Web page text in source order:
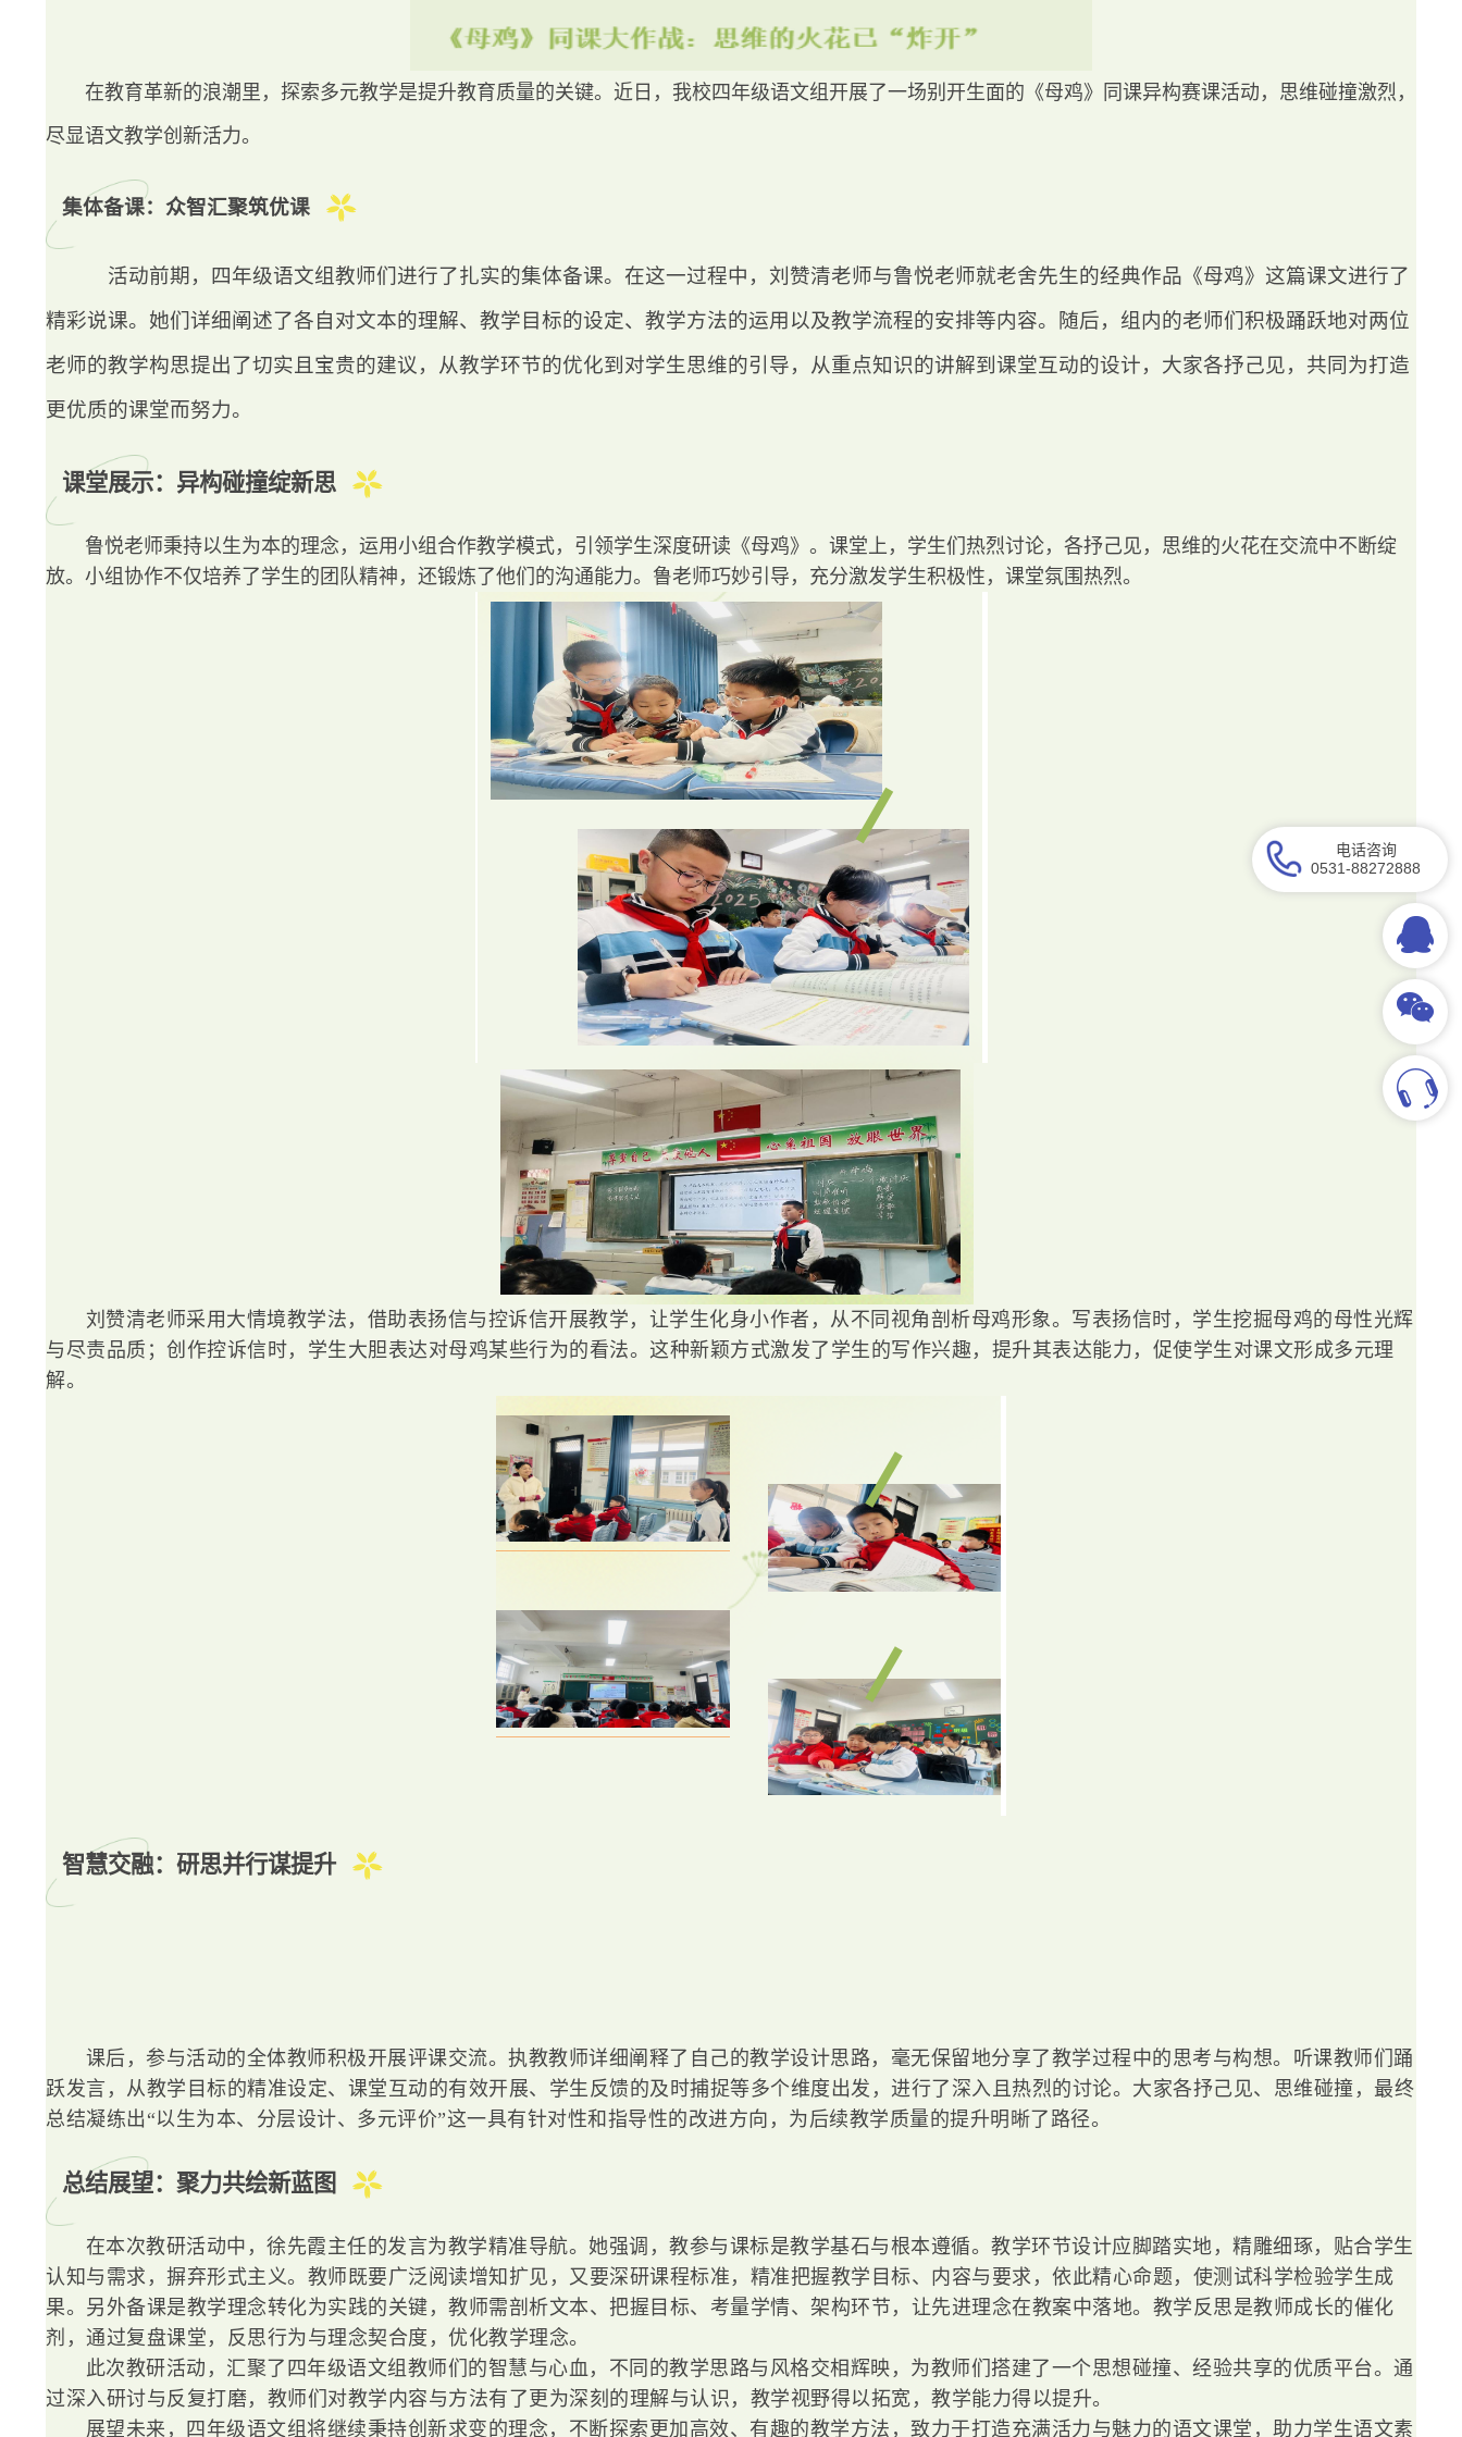
在教育革新的浪潮里，探索多元教学是提升教育质量的关键。近日，我校四年级语文组开展了一场别开生面的《母鸡》同课异构赛课活动，思维碰撞激烈，
尽显语文教学创新活力。
集体备课：众智汇聚筑优课
活动前期，四年级语文组教师们进行了扎实的集体备课。在这一过程中，刘赞清老师与鲁悦老师就老舍先生的经典作品《母鸡》这篇课文进行了
精彩说课。她们详细阐述了各自对文本的理解、教学目标的设定、教学方法的运用以及教学流程的安排等内容。随后，组内的老师们积极踊跃地对两位
老师的教学构思提出了切实且宝贵的建议，从教学环节的优化到对学生思维的引导，从重点知识的讲解到课堂互动的设计，大家各抒己见，共同为打造
更优质的课堂而努力。
课堂展示：异构碰撞绽新思
鲁悦老师秉持以生为本的理念，运用小组合作教学模式，引领学生深度研读《母鸡》。课堂上，学生们热烈讨论，各抒己见，思维的火花在交流中不断绽
放。小组协作不仅培养了学生的团队精神，还锻炼了他们的沟通能力。鲁老师巧妙引导，充分激发学生积极性，课堂氛围热烈。
刘赞清老师采用大情境教学法，借助表扬信与控诉信开展教学，让学生化身小作者，从不同视角剖析母鸡形象。写表扬信时，学生挖掘母鸡的母性光辉
与尽责品质；创作控诉信时，学生大胆表达对母鸡某些行为的看法。这种新颖方式激发了学生的写作兴趣，提升其表达能力，促使学生对课文形成多元理
解。
智慧交融：研思并行谋提升
课后，参与活动的全体教师积极开展评课交流。执教教师详细阐释了自己的教学设计思路，毫无保留地分享了教学过程中的思考与构想。听课教师们踊
跃发言，从教学目标的精准设定、课堂互动的有效开展、学生反馈的及时捕捉等多个维度出发，进行了深入且热烈的讨论。大家各抒己见、思维碰撞，最终
总结凝练出“以生为本、分层设计、多元评价”这一具有针对性和指导性的改进方向，为后续教学质量的提升明晰了路径。
总结展望：聚力共绘新蓝图
在本次教研活动中，徐先霞主任的发言为教学精准导航。她强调，教参与课标是教学基石与根本遵循。教学环节设计应脚踏实地，精雕细琢，贴合学生
认知与需求，摒弃形式主义。教师既要广泛阅读增知扩见，又要深研课程标准，精准把握教学目标、内容与要求，依此精心命题，使测试科学检验学生成
果。另外备课是教学理念转化为实践的关键，教师需剖析文本、把握目标、考量学情、架构环节，让先进理念在教案中落地。教学反思是教师成长的催化
剂，通过复盘课堂，反思行为与理念契合度，优化教学理念。
此次教研活动，汇聚了四年级语文组教师们的智慧与心血，不同的教学思路与风格交相辉映，为教师们搭建了一个思想碰撞、经验共享的优质平台。通
过深入研讨与反复打磨，教师们对教学内容与方法有了更为深刻的理解与认识，教学视野得以拓宽，教学能力得以提升。
展望未来，四年级语文组将继续秉持创新求变的理念，不断探索更加高效、有趣的教学方法，致力于打造充满活力与魅力的语文课堂，助力学生语文素
电话咨询
0531-88272888